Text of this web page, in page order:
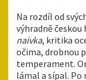
Na rozdíl od
výhradně českou
naivka, kritika
očima, drobnou
temperament.
lámal a sípal. Po